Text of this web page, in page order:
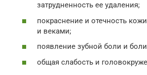
затрудненность ее удаления;
покраснение и отечность
и веками;
появление зубной боли и
общая слабость и